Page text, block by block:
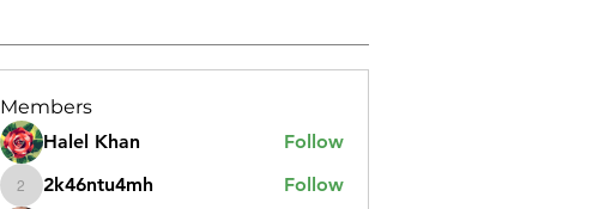
Members
Halel Khan
Follow
2k46ntu4mh
2k46ntu4mh
Follow